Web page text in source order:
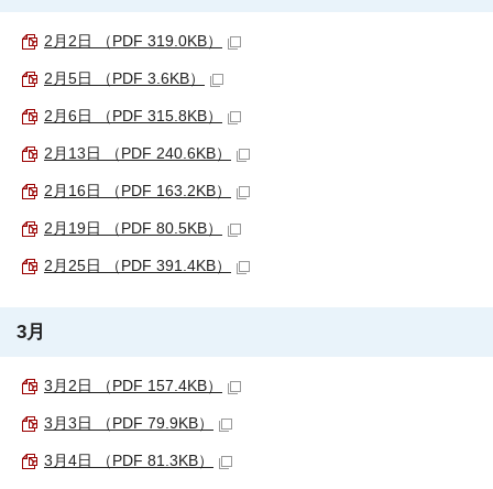
2月2日 （PDF 319.0KB）
2月5日 （PDF 3.6KB）
2月6日 （PDF 315.8KB）
2月13日 （PDF 240.6KB）
2月16日 （PDF 163.2KB）
2月19日 （PDF 80.5KB）
2月25日 （PDF 391.4KB）
3月
3月2日 （PDF 157.4KB）
3月3日 （PDF 79.9KB）
3月4日 （PDF 81.3KB）